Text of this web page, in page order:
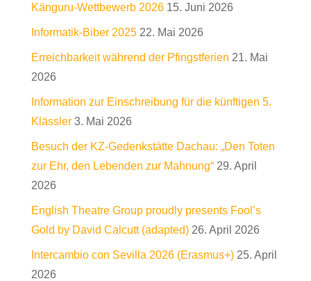
Känguru-Wettbewerb 2026 15. Juni 2026
Informatik-Biber 2025 22. Mai 2026
Erreichbarkeit während der Pfingstferien 21. Mai
2026
Information zur Einschreibung für die künftigen 5.
Klässler 3. Mai 2026
Besuch der KZ-Gedenkstätte Dachau: „Den Toten
zur Ehr, den Lebenden zur Mahnung“ 29. April
2026
English Theatre Group proudly presents Fool’s
Gold by David Calcutt (adapted) 26. April 2026
Intercambio con Sevilla 2026 (Erasmus+) 25. April
2026